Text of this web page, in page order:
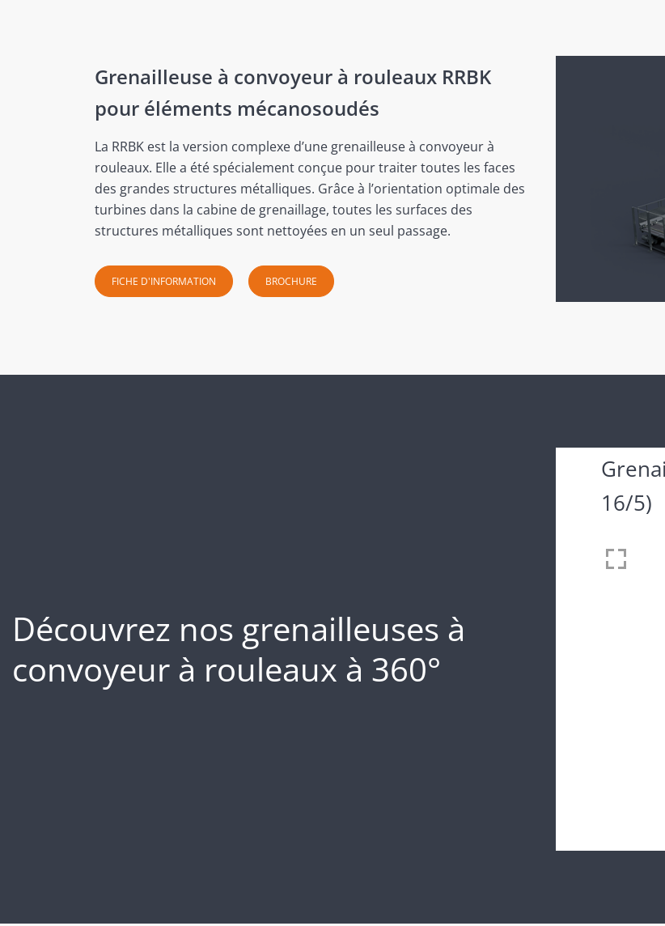
Grenailleuse à convoyeur à rouleaux RRBK
pour éléments mécanosoudés
La RRBK est la version complexe d’une grenailleuse à convoyeur à
rouleaux. Elle a été spécialement conçue pour traiter toutes les faces
des grandes structures métalliques. Grâce à l’orientation optimale des
turbines dans la cabine de grenaillage, toutes les surfaces des
structures métalliques sont nettoyées en un seul passage.
FICHE D'INFORMATION BROCHURE
Découvrez nos grenailleuses à
convoyeur à rouleaux à 360°
16/5)